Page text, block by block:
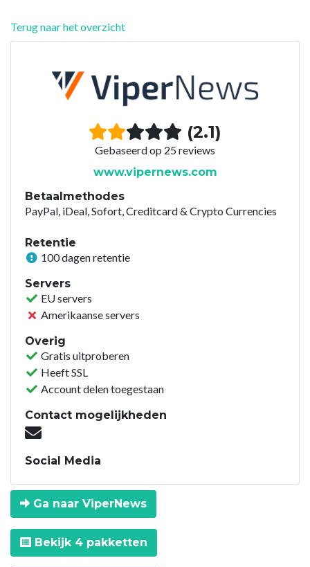
Terug naar het overzicht
(2.1)
Gebaseerd op 25 reviews
www.vipernews.com
Betaalmethodes
PayPal, iDeal, Sofort, Creditcard & Crypto Currencies
Retentie
100 dagen retentie
Servers
EU servers
Amerikaanse servers
Overig
Gratis uitproberen
Heeft SSL
Account delen toegestaan
Contact mogelijkheden
Social Media
Ga naar ViperNews
Bekijk 4 pakketten